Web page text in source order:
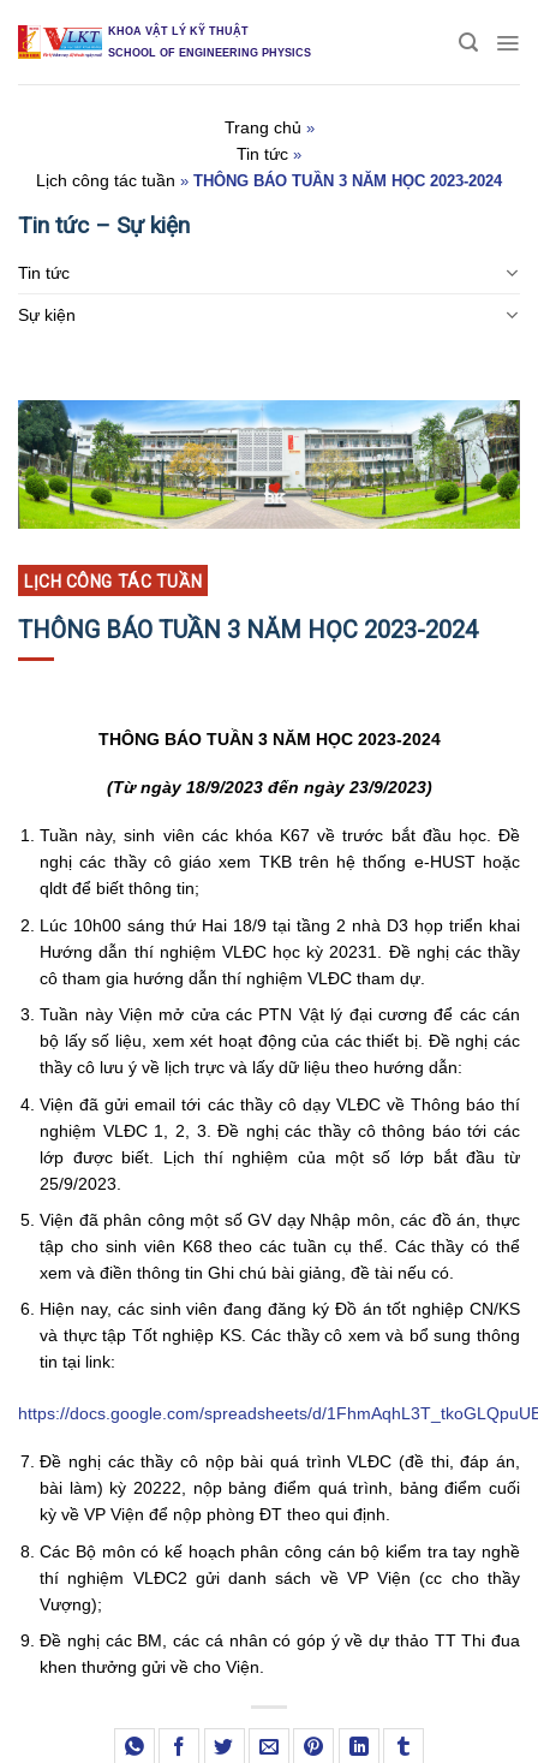
KHOA VẬT LÝ KỸ THUẬT
SCHOOL OF ENGINEERING PHYSICS
Trang chủ »
Tin tức »
Lịch công tác tuần » THÔNG BÁO TUẦN 3 NĂM HỌC 2023-2024
Tin tức – Sự kiện
Tin tức
Sự kiện
LỊCH CÔNG TÁC TUẦN
THÔNG BÁO TUẦN 3 NĂM HỌC 2023-2024
THÔNG BÁO TUẦN 3 NĂM HỌC 2023-2024
(Từ ngày 18/9/2023 đến ngày 23/9/2023)
Tuần này, sinh viên các khóa K67 về trước bắt đầu học. Đề
nghị các thầy cô giáo xem TKB trên hệ thống e-HUST hoặc
qldt để biết thông tin;
Lúc 10h00 sáng thứ Hai 18/9 tại tầng 2 nhà D3 họp triển khai
Hướng dẫn thí nghiệm VLĐC học kỳ 20231. Đề nghị các thầy
cô tham gia hướng dẫn thí nghiệm VLĐC tham dự.
Tuần này Viện mở cửa các PTN Vật lý đại cương để các cán
bộ lấy số liệu, xem xét hoạt động của các thiết bị. Đề nghị các
thầy cô lưu ý về lịch trực và lấy dữ liệu theo hướng dẫn:
Viện đã gửi email tới các thầy cô dạy VLĐC về Thông báo thí
nghiệm VLĐC 1, 2, 3. Đề nghị các thầy cô thông báo tới các
lớp được biết. Lịch thí nghiệm của một số lớp bắt đầu từ
25/9/2023.
Viện đã phân công một số GV dạy Nhập môn, các đồ án, thực
tập cho sinh viên K68 theo các tuần cụ thể. Các thầy có thể
xem và điền thông tin Ghi chú bài giảng, đề tài nếu có.
Hiện nay, các sinh viên đang đăng ký Đồ án tốt nghiệp CN/KS
và thực tập Tốt nghiệp KS. Các thầy cô xem và bổ sung thông
tin tại link:
https://docs.google.com/spreadsheets/d/
Đề nghị các thầy cô nộp bài quá trình VLĐC (đề thi, đáp án,
bài làm) kỳ 20222, nộp bảng điểm quá trình, bảng điểm cuối
kỳ về VP Viện để nộp phòng ĐT theo qui định.
Các Bộ môn có kế hoạch phân công cán bộ kiểm tra tay nghề
thí nghiệm VLĐC2 gửi danh sách về VP Viện (cc cho thầy
Vượng);
Đề nghị các BM, các cá nhân có góp ý về dự thảo TT Thi đua
khen thưởng gửi về cho Viện.